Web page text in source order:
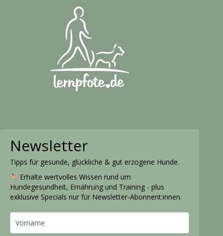
Newsletter
Tipps für gesunde, glückliche & gut erzogene Hunde.
Erhalte wertvolles Wissen rund um
Hundegesundheit, Ernährung und Training - plus
exklusive Specials nur für Newsletter-Abonnent:innen.